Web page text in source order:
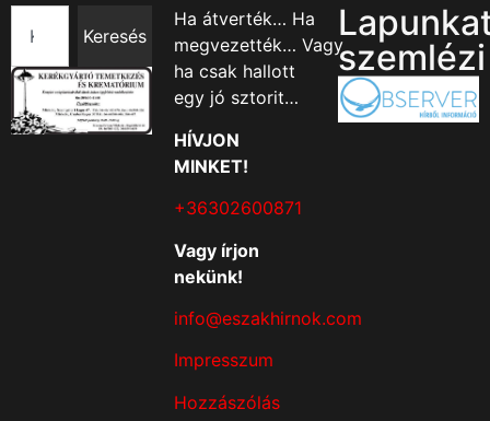
Keresés
Ha átverték… Ha
megvezették… Vagy
ha csak hallott
egy jó sztorit…
HÍVJON
MINKET!
+36302600871
Vagy írjon
nekünk!
info@eszakhirnok.com
Impresszum
Hozzászólás
szemlézi